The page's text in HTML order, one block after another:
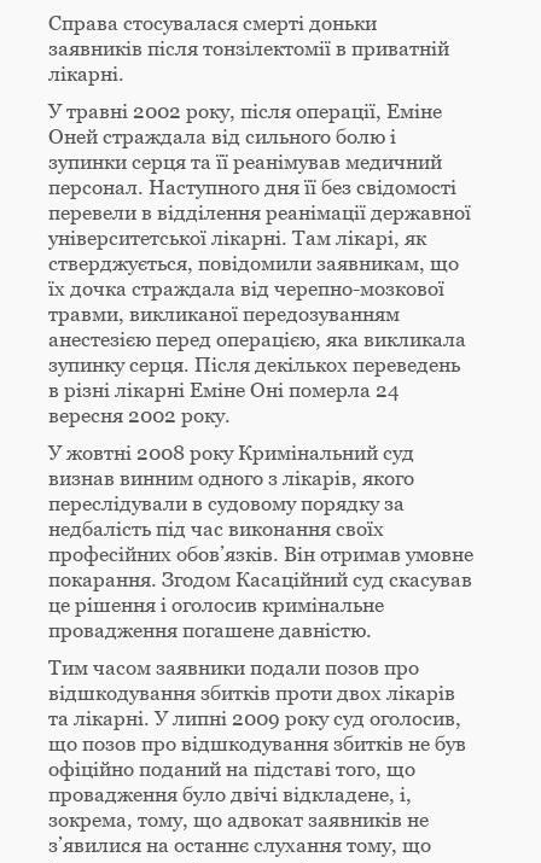
Справа стосувалася смерті доньки
заявників після тонзілектомії в приватній
лікарні.
У травні 2002 року, після операції, Еміне
Оней страждала від сильного болю і
зупинки серця та її реанімував медичний
персонал. Наступного дня її без свідомості
перевели в відділення реанімації державної
університетської лікарні. Там лікарі, як
стверджується, повідомили заявникам, що
їх дочка страждала від черепно-мозкової
травми, викликаної передозуванням
анестезією перед операцією, яка викликала
зупинку серця. Після декількох переведень
в різні лікарні Еміне Оні померла 24
вересня 2002 року.
У жовтні 2008 року Кримінальний суд
визнав винним одного з лікарів, якого
переслідували в судовому порядку за
недбалість під час виконання своїх
професійних обов’язків. Він отримав умовне
покарання. Згодом Касаційний суд скасував
це рішення і оголосив кримінальне
провадження погашене давністю.
Тим часом заявники подали позов про
відшкодування збитків проти двох лікарів
та лікарні. У липні 2009 року суд оголосив,
що позов про відшкодування збитків не був
офіційно поданий на підставі того, що
провадження було двічі відкладене, і,
зокрема, тому, що адвокат заявників не
з’явилися на останнє слухання тому, що